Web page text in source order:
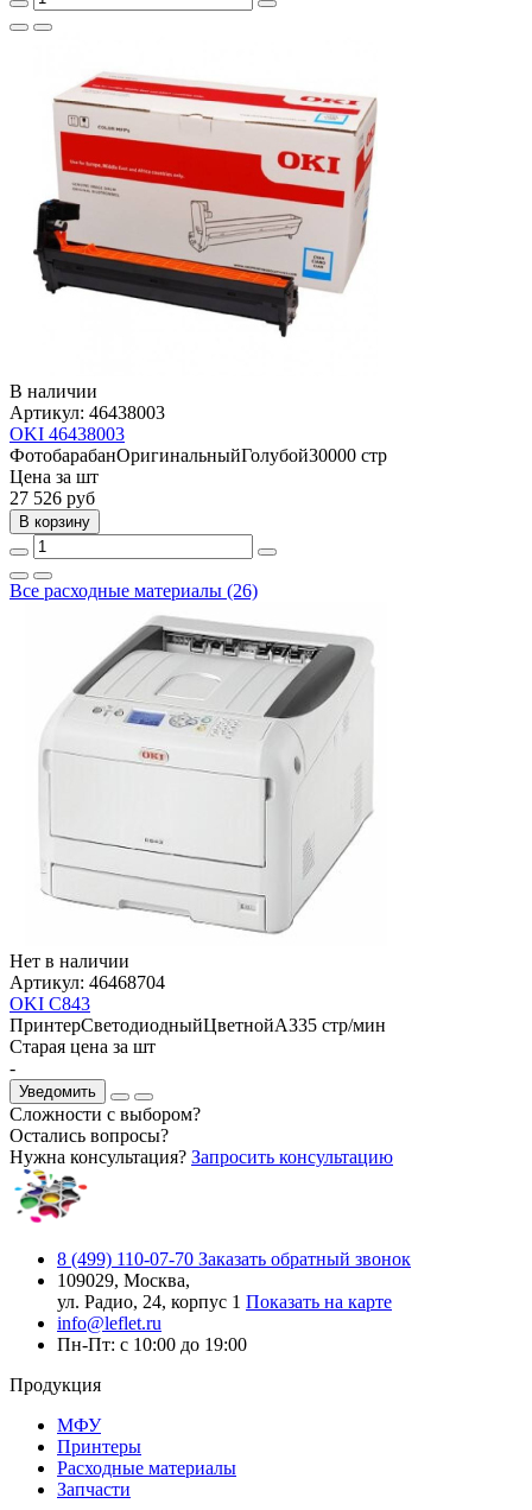
В наличии
Артикул: 46438003
OKI 46438003
ФотобарабанОригинальныйГолубой30000 стр
Цена за шт
27 526 руб
В корзину
Все расходные материалы (26)
Нет в наличии
Артикул: 46468704
OKI C843
ПринтерСветодиодныйЦветнойA335 стр/мин
Старая цена за шт
-
Уведомить
Сложности с выбором?
Остались вопросы?
Нужна консультация? Запросить консультацию
8 (499) 110-07-70 Заказать обратный звонок
109029, Москва,
ул. Радио, 24, корпус 1 Показать на карте
info@leflet.ru
Пн-Пт: с 10:00 до 19:00
Продукция
МФУ
Принтеры
Расходные материалы
Запчасти